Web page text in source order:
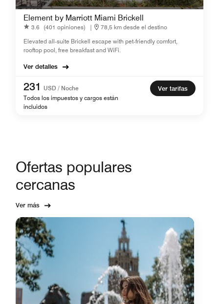
Element by Marriott Miami Brickell
3.6 (401 opiniones) |
78,5 km desde el destino
Elevated all‑suite Brickell escape with pet‑friendly comfort,
rooftop pool, free breakfast and WiFi.
Ver detalles
231
USD / Noche
Todos los impuestos y cargos están
incluidos
Ver tarifas
Ofertas populares
cercanas
Ver más